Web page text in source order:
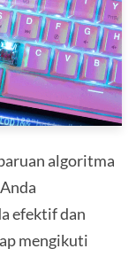
algoritma
efektif dan
mengikuti